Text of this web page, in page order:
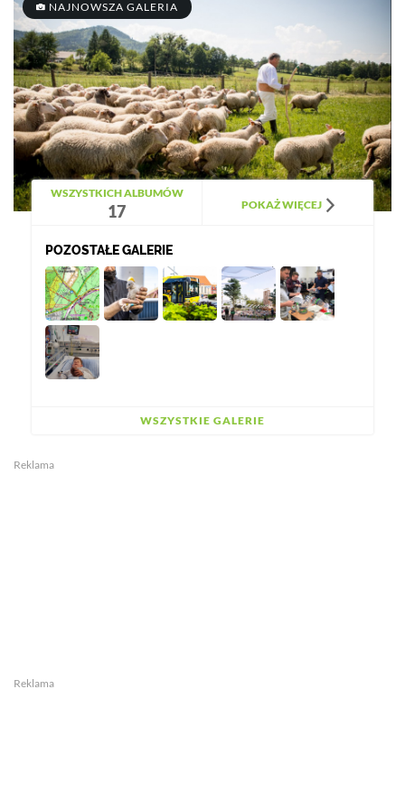
NAJNOWSZA GALERIA
WSZYSTKICH ALBUMÓW
17 POKAŻ WIĘCEJ
POZOSTAŁE GALERIE
WSZYSTKIE GALERIE
Reklama
Reklama